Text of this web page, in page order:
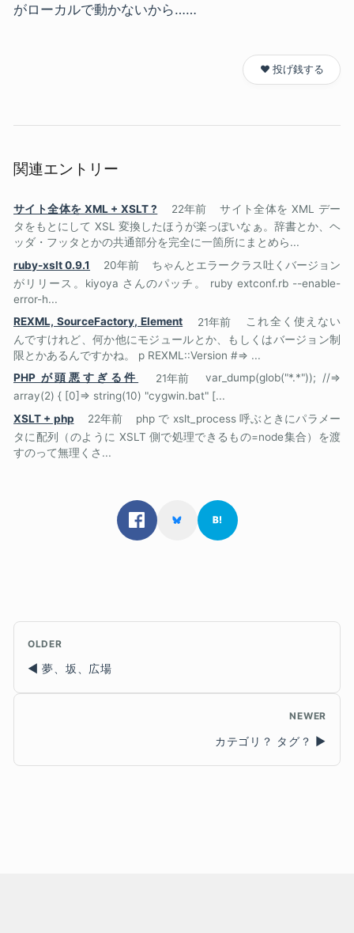
がローカルで動かないから……
❤️ 投げ銭する
関連エントリー
サイト全体を XML + XSLT ? 22年前
サイト全体を XML デー
タをもとにして XSL 変換したほうが楽っぽいなぁ。辞書とか、ヘ
ッダ・フッタとかの共通部分を完全に一箇所にまとめら...
ruby-xslt 0.9.1
20年前
ちゃんとエラークラス吐くバージョン
がリリース。kiyoya さんのパッチ。 ruby extconf.rb --enable-
error-h...
REXML, SourceFactory, Element
21年前
これ全く使えない
んですけれど、何か他にモジュールとか、もしくはバージョン制
限とかあるんですかね。 p REXML::Version #=> ...
PHP が頭悪すぎる件
21年前
var_dump(glob("*.*")); //=>
array(2) { [0]=> string(10) "cygwin.bat" [...
XSLT + php
22年前
php で xslt_process 呼ぶときにパラメー
タに配列（のように XSLT 側で処理できるもの=node集合）を渡
すのって無理くさ...
OLDER
夢、坂、広場
NEWER
カテゴリ？ タグ？